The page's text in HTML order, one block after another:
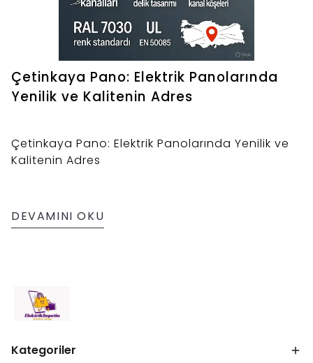
Çetinkaya Pano: Elektrik Panolarında
Yenilik ve Kalitenin Adres
Çetinkaya Pano: Elektrik Panolarında Yenilik ve
Kalitenin Adres
DEVAMINI OKU
Kategoriler